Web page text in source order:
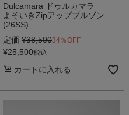
Dulcamara ドゥルカマラ
よそいきZipアップブルゾン
(26SS)
定価 ¥38,50034％OFF
¥25,500税込
カートに入れる